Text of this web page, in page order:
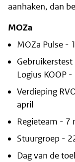
aanhaken, dan
MOZa
MOZa Pulse -
Logius KOOP
Verdieping
april
Regieteam - 7
Stuurgroep -
Dag van de